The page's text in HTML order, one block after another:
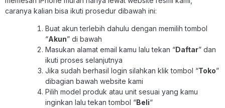
caranya kalian bisa ikuti prosedur dibawah ini:
Buat akun terlebih dahulu dengan memilih tombol
“Akun” di bawah
Masukan alamat email kamu lalu tekan “Daftar” dan
ikuti proses selanjutnya
Jika sudah berhasil login silahkan klik tombol “Toko”
dibagian bawah website kami
Pilih model produk atau unit sesuai yang kamu
inginkan lalu tekan tombol “Beli“